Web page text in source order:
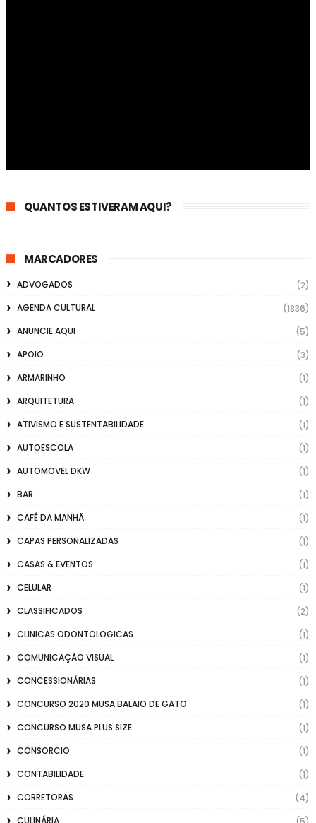
QUANTOS ESTIVERAM AQUI?
MARCADORES
ADVOGADOS
(2)
AGENDA CULTURAL
(1836)
ANUNCIE AQUI
(5)
APOIO
(3)
ARMARINHO
(1)
ARQUITETURA
(1)
ATIVISMO E SUSTENTABILIDADE
(1)
AUTOESCOLA
(1)
AUTOMOVEL DKW
(1)
BAR
(1)
CAFÉ DA MANHÃ
(1)
CAPAS PERSONALIZADAS
(1)
CASAS & EVENTOS
(1)
CELULAR
(1)
CLASSIFICADOS
(2)
CLINICAS ODONTOLOGICAS
(1)
COMUNICAÇÃO VISUAL
(1)
CONCESSIONÁRIAS
(1)
CONCURSO 2020 MUSA BALAIO DE GATO
(1)
CONCURSO MUSA PLUS SIZE
(1)
CONSORCIO
(1)
CONTABILIDADE
(1)
CORRETORAS
(4)
CULINÁRIA